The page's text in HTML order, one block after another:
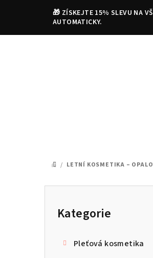
🎁 ZÍSKEJTE 15% SLEVU NA
AUTOMATICKY.
DOMŮ
/ LETNÍ KOSMETIKA –
Přeskočit
Kategorie
Pleťová kosmetika